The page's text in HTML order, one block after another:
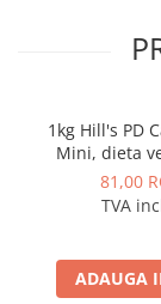
1kg Hill's PD
Mini, dieta
pentru caini
81,00
TVA
ADAUGA